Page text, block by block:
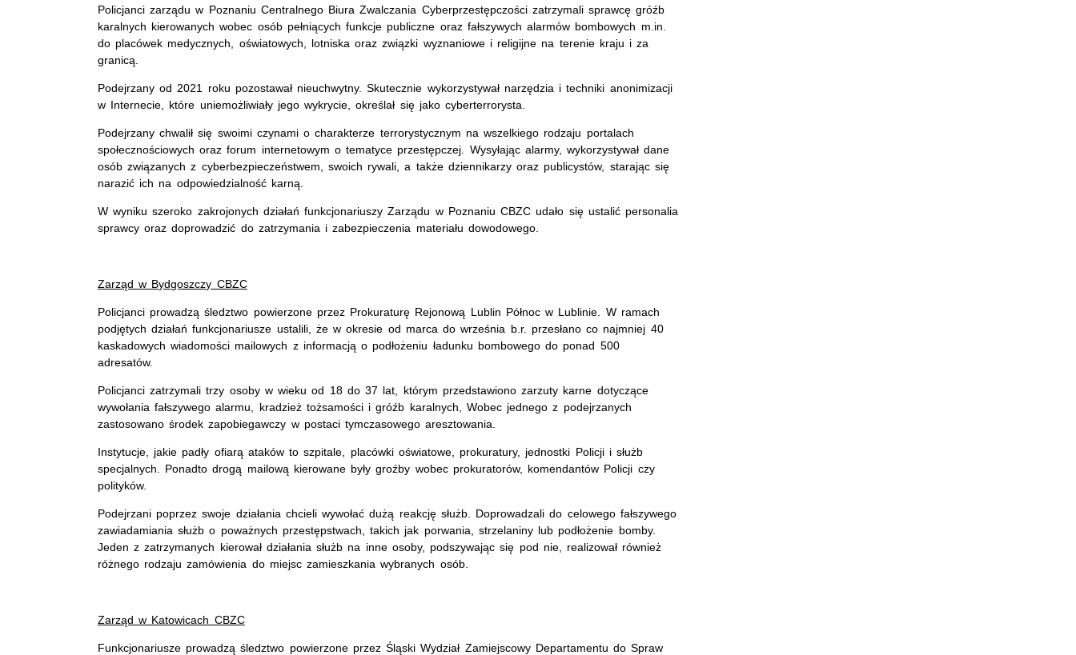
Policjanci zarządu w Poznaniu Centralnego Biura Zwalczania Cyberprzestępczości zatrzymali sprawcę gróźb
karalnych kierowanych wobec osób pełniących funkcje publiczne oraz fałszywych alarmów bombowych m.in.
do placówek medycznych, oświatowych, lotniska oraz związki wyznaniowe i religijne na terenie kraju i za
granicą.
Podejrzany od 2021 roku pozostawał nieuchwytny. Skutecznie wykorzystywał narzędzia i techniki anonimizacji
w Internecie, które uniemożliwiały jego wykrycie, określał się jako cyberterrorysta.
Podejrzany chwalił się swoimi czynami o charakterze terrorystycznym na wszelkiego rodzaju portalach
społecznościowych oraz forum internetowym o tematyce przestępczej. Wysyłając alarmy, wykorzystywał dane
osób związanych z cyberbezpieczeństwem, swoich rywali, a także dziennikarzy oraz publicystów, starając się
narazić ich na odpowiedzialność karną.
W wyniku szeroko zakrojonych działań funkcjonariuszy Zarządu w Poznaniu CBZC udało się ustalić personalia
sprawcy oraz doprowadzić do zatrzymania i zabezpieczenia materiału dowodowego.
Zarząd w Bydgoszczy CBZC
Policjanci prowadzą śledztwo powierzone przez Prokuraturę Rejonową Lublin Północ w Lublinie. W ramach
podjętych działań funkcjonariusze ustalili, że w okresie od marca do września b.r. przesłano co najmniej 40
kaskadowych wiadomości mailowych z informacją o podłożeniu ładunku bombowego do ponad 500
adresatów.
Policjanci zatrzymali trzy osoby w wieku od 18 do 37 lat, którym przedstawiono zarzuty karne dotyczące
wywołania fałszywego alarmu, kradzież tożsamości i gróźb karalnych, Wobec jednego z podejrzanych
zastosowano środek zapobiegawczy w postaci tymczasowego aresztowania.
Instytucje, jakie padły ofiarą ataków to szpitale, placówki oświatowe, prokuratury, jednostki Policji i służb
specjalnych. Ponadto drogą mailową kierowane były groźby wobec prokuratorów, komendantów Policji czy
polityków.
Podejrzani poprzez swoje działania chcieli wywołać dużą reakcję służb. Doprowadzali do celowego fałszywego
zawiadamiania służb o poważnych przestępstwach, takich jak porwania, strzelaniny lub podłożenie bomby.
Jeden z zatrzymanych kierował działania służb na inne osoby, podszywając się pod nie, realizował również
różnego rodzaju zamówienia do miejsc zamieszkania wybranych osób.
Zarząd w Katowicach CBZC
Funkcjonariusze prowadzą śledztwo powierzone przez Śląski Wydział Zamiejscowy Departamentu do Spraw